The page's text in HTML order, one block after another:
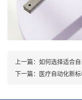
上一篇： 如何选择适合
下一篇： 医疗自动化新